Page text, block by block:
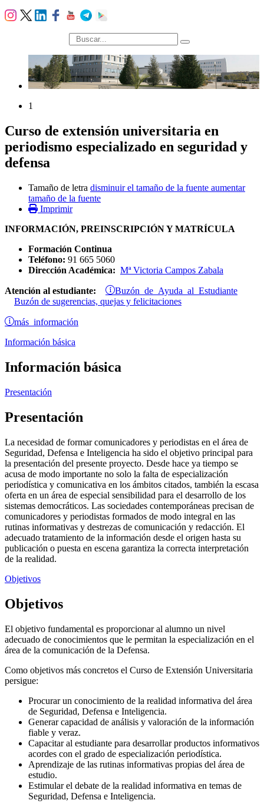
búsqueda
1
Curso de extensión universitaria en
periodismo especializado en seguridad y
defensa
Tamaño de letra disminuir el tamaño de la fuente aumentar
tamaño de la fuente
Imprimir
INFORMACIÓN, PREINSCRIPCIÓN Y MATRÍCULA
Formación Continua
Teléfono: 91 665 5060
Dirección Académica: Mª Victoria Campos Zabala
Atención al estudiante: Buzón de Ayuda al Estudiante
Buzón de sugerencias, quejas y felicitaciones
más información
Información básica
Información básica
Presentación
Presentación
La necesidad de formar comunicadores y periodistas en el área de
Seguridad, Defensa e Inteligencia ha sido el objetivo principal para
la presentación del presente proyecto. Desde hace ya tiempo se
acusa de modo importante no solo la falta de especialización
periodística y comunicativa en los ámbitos citados, también la escasa
oferta en un área de especial sensibilidad para el desarrollo de los
sistemas democráticos. Las sociedades contemporáneas precisan de
comunicadores y periodistas formados de modo integral en las
rutinas informativas y destrezas de comunicación y redacción. El
adecuado tratamiento de la información desde el origen hasta su
publicación o puesta en escena garantiza la correcta interpretación
de la realidad.
Objetivos
Objetivos
El objetivo fundamental es proporcionar al alumno un nivel
adecuado de conocimientos que le permitan la especialización en el
área de la comunicación de la Defensa.
Como objetivos más concretos el Curso de Extensión Universitaria
persigue:
Procurar un conocimiento de la realidad informativa del área
de Seguridad, Defensa e Inteligencia.
Generar capacidad de análisis y valoración de la información
fiable y veraz.
Capacitar al estudiante para desarrollar productos informativos
acordes con el grado de especialización periodística.
Aprendizaje de las rutinas informativas propias del área de
estudio.
Estimular el debate de la realidad informativa en temas de
Seguridad, Defensa e Inteligencia.